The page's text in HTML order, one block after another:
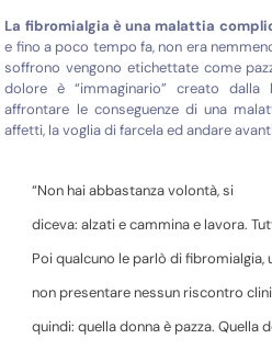
La fibromialgia è una malattia
e fino a poco tempo fa, non era
soffrono vengono etichettate come
dolore è “immaginario” creato
affrontare le conseguenze di una
affetti, la voglia di farcela ed andare
“Non hai abbastanza volontà, si
diceva: alzati e cammina e lavora.
Poi qualcuno le parlò di
non presentare nessun riscontro
quindi: quella donna è pazza.